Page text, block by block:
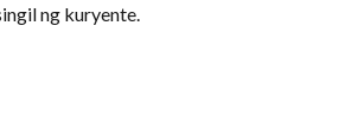
ng kuryente.